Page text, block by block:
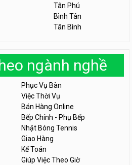
Tân Phú
Bình Tân
Tân Bình
ngành nghề
Phục Vụ Bàn
Việc Thời Vụ
Bán Hàng Online
Bếp Chính - Phụ Bếp
Nhặt Bóng Tennis
Giao Hàng
Kế Toán
Giúp Việc Theo Giờ